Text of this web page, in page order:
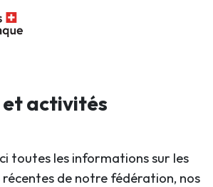
activités
toutes les informations sur les
de notre fédération, nos